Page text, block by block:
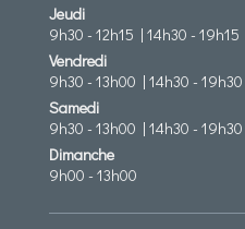
Jeudi
9h30 - 12h15 | 14h30 - 19h15
Vendredi
9h30 - 13h00 | 14h30 - 19h30
Samedi
9h30 - 13h00 | 14h30 - 19h30
Dimanche
9h00 - 13h00